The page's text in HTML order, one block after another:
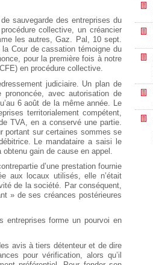
sauvegarde des entreprises du
collective, un créancier
les autres, Gaz. Pal, 10 sept.
Cour de cassation témoigne du
pour la première fois à notre
en procédure collective.
judiciaire. Un plan de
avec autorisation de
6 août de la même année. Le
territorialement compétent,
TVA, en a conservé une partie.
portant sur certaines sommes se
Le mandataire a saisi le
gain de cause en appel.
d’une prestation fournie
aux locaux utilisés, elle n’était
de la société. Par conséquent,
» de ses créances postérieures
entreprises forme un pourvoi en
avis à tiers détenteur et de dire
pour vérification, alors qu’il